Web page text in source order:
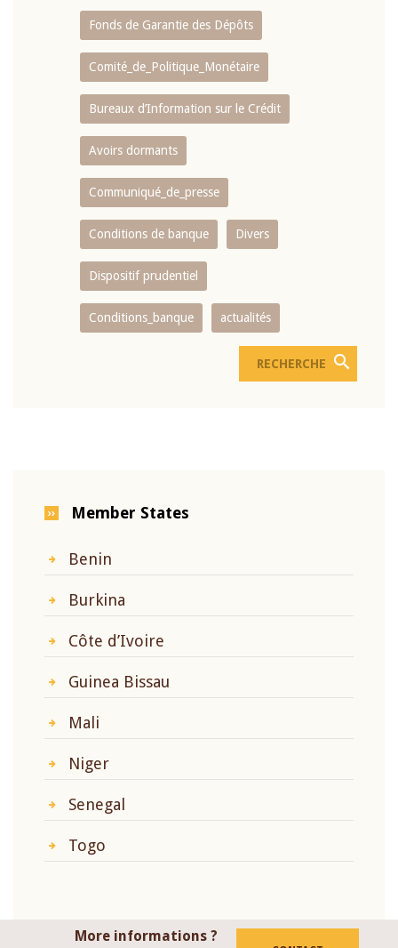
Fonds de Garantie des Dépôts
Comité_de_Politique_Monétaire
Bureaux d’Information sur le Crédit
Avoirs dormants
Communiqué_de_presse
Conditions de banque Divers
Dispositif prudentiel
Conditions_banque actualités
Member States
Benin
Burkina
Côte d’Ivoire
Guinea Bissau
Mali
Niger
Senegal
Togo
More informations ?